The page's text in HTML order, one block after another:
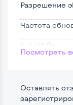
Разрешение
Частота
Full HD Да
Поверхность
Посмотреть
Оставлять